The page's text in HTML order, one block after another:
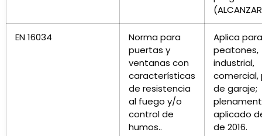
EN 16034
Norma para
puertas y
ventanas con
características
de resistencia
al fuego y/o
control de
humos..
Aplica para
peatones,
industrial,
comercial,
de garaje;
aplicado
de 2016.